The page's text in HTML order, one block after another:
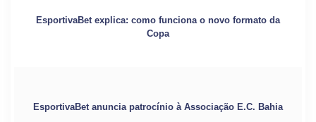
EsportivaBet explica: como funciona o novo formato da
Copa
EsportivaBet anuncia patrocínio à Associação E.C. Bahia